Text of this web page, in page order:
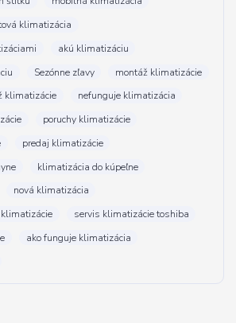
klimatizácia
akú klimatizáciu
Sezónne zľavy
montáž klimatizácie
klimatizácie
nefunguje klimatizácia
poruchy klimatizácie
predaj klimatizácie
klimatizácia do kúpeľne
nová klimatizácia
servis klimatizácie toshiba
ako funguje klimatizácia